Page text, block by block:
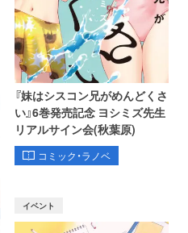
『妹はシスコン兄がめんどくさ
い』6巻発売記念 ヨシミズ先生
リアルサイン会(秋葉原)
コミック・ラノベ
イベント